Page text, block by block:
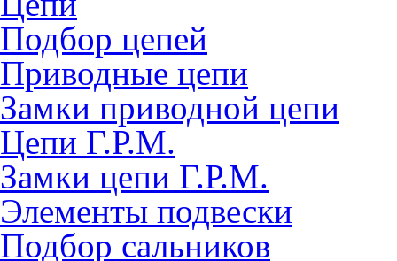
Подбор цепей
Приводные цепи
Замки приводной цепи
Цепи Г.Р.М.
Замки цепи Г.Р.М.
Элементы подвески
Подбор сальников